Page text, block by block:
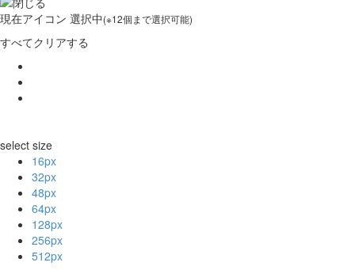
現在アイコン 選択中(※12個まで選択可能)
すべてクリアする
select size
16px
32px
48px
64px
128px
256px
512px